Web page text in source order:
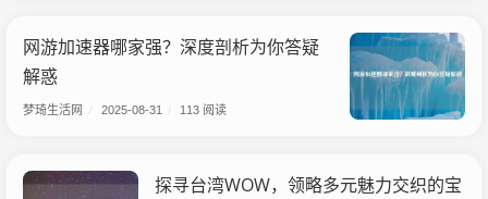
网游加速器哪家强？深度剖析为你答疑
解惑
梦琦生活网 2025-08-31 113 阅读
探寻台湾WOW，领略多元魅力交织的宝